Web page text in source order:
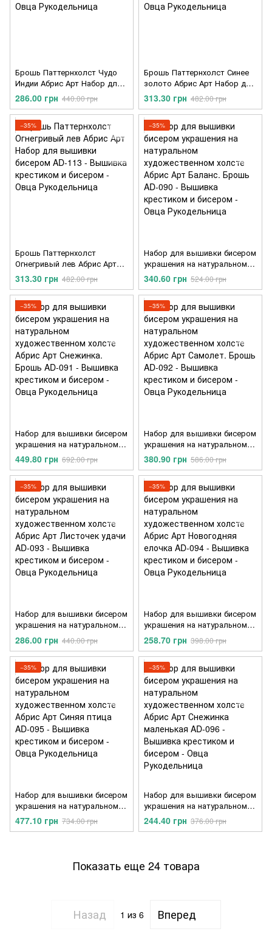
Брошь Паттернхолст Чудо
Индии Абрис Арт Набор для
вышивки бисером AD-111
286.00 грн 440.00 грн
Брошь Паттернхолст Синее
золото Абрис Арт Набор для
вышивки бисером AD-112
313.30 грн 482.00 грн
−35%
Брошь Паттернхолст
Огнегривый лев Абрис Арт
Набор для вышивки бисером
AD-113
313.30 грн 482.00 грн
−35%
Набор для вышивки бисером
украшения на натуральном
художественном холсте
Абрис Арт Баланс. Брошь
AD-090
340.60 грн 524.00 грн
−35%
Набор для вышивки бисером
украшения на натуральном
художественном холсте
Абрис Арт Снежинка. Брошь
AD-091
449.80 грн 692.00 грн
−35%
Набор для вышивки бисером
украшения на натуральном
художественном холсте
Абрис Арт Самолет. Брошь
AD-092
380.90 грн 586.00 грн
−35%
Набор для вышивки бисером
украшения на натуральном
художественном холсте
Абрис Арт Листочек удачи
AD-093
286.00 грн 440.00 грн
−35%
Набор для вышивки бисером
украшения на натуральном
художественном холсте
Абрис Арт Новогодняя
елочка AD-094
258.70 грн 398.00 грн
−35%
Набор для вышивки бисером
украшения на натуральном
художественном холсте
Абрис Арт Синяя птица AD-
477.10 грн 734.00 грн
−35%
Набор для вышивки бисером
украшения на натуральном
художественном холсте
Абрис Арт Снежинка
244.40 грн 376.00 грн
Показать еще 24 товара
Назад 1 из 6 Вперед